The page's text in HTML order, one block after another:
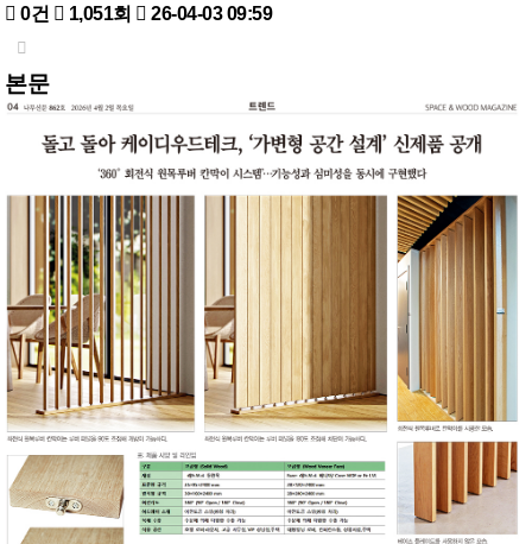
0건
1,051회 26-04-03 09:59
본문